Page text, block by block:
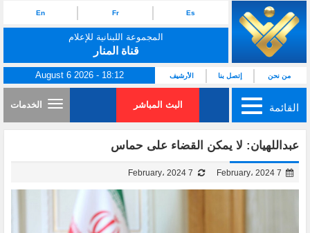
Es
Fr
En
المجموعة اللبنانية للإعلام
قناة المنار
من نحن إتصل بنا الأرشيف August 6 2026 - 18:12
القائمة البث المباشر الخدمات
عبداللهيان: لا يمكن القضاء على حماس